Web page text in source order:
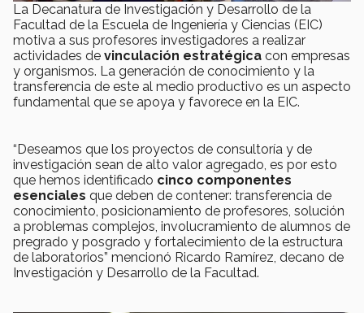
La Decanatura de Investigación y Desarrollo de la
Facultad de la Escuela de Ingeniería y Ciencias (EIC)
motiva a sus profesores investigadores a realizar
actividades de vinculación estratégica con empresas
y organismos. La generación de conocimiento y la
transferencia de este al medio productivo es un aspecto
fundamental que se apoya y favorece en la EIC.
“Deseamos que los proyectos de consultoría y de
investigación sean de alto valor agregado, es por esto
que hemos identificado cinco componentes
esenciales que deben de contener: transferencia de
conocimiento, posicionamiento de profesores, solución
a problemas complejos, involucramiento de alumnos de
pregrado y posgrado y fortalecimiento de la estructura
de laboratorios” mencionó Ricardo Ramírez, decano de
Investigación y Desarrollo de la Facultad.